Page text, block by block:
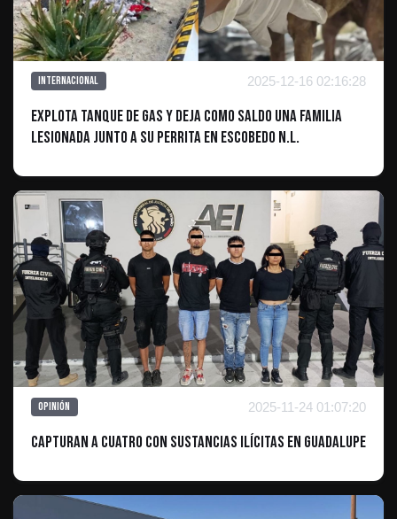
Internacional 2025-12-16 02:16:28
Explota Tanque De Gas y Deja Como Saldo Una Familia
Lesionada Junto a Su Perrita en Escobedo N.L.
Opinión 2025-11-24 01:07:20
Capturan a Cuatro con Sustancias Ilícitas en Guadalupe